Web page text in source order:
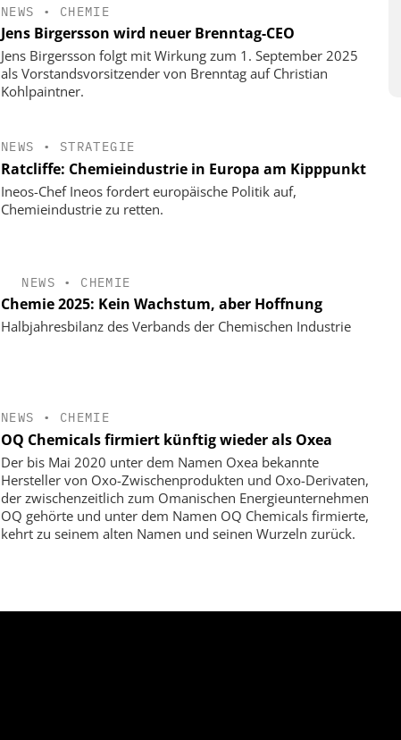
NEWS • CHEMIE
Jens Birgersson wird neuer Brenntag-CEO
Jens Birgersson folgt mit Wirkung zum 1. September 2025
als Vorstandsvorsitzender von Brenntag auf Christian
Kohlpaintner.
NEWS • STRATEGIE
Ratcliffe: Chemieindustrie in Europa am Kipppunkt
Ineos-Chef Ineos fordert europäische Politik auf,
Chemieindustrie zu retten.
NEWS • CHEMIE
Chemie 2025: Kein Wachstum, aber Hoffnung
Halbjahresbilanz des Verbands der Chemischen Industrie
NEWS • CHEMIE
OQ Chemicals firmiert künftig wieder als Oxea
Der bis Mai 2020 unter dem Namen Oxea bekannte
Hersteller von Oxo-Zwischenprodukten und Oxo-Derivaten,
der zwischenzeitlich zum Omanischen Energieunternehmen
OQ gehörte und unter dem Namen OQ Chemicals firmierte,
kehrt zu seinem alten Namen und seinen Wurzeln zurück.